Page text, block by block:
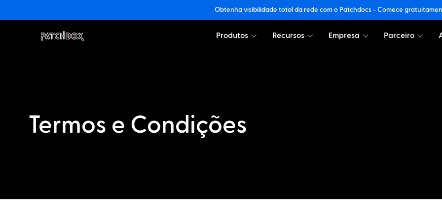
Obtenha visibilidade total da rede com o Patchdocs - Comece
Produtos Recursos Empresa Parceiro
Termos e Condições